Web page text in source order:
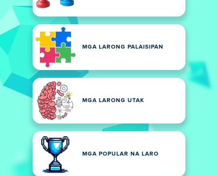
MGA LARONG PALAISIPAN
MGA LARONG UTAK
MGA POPULAR NA LARO